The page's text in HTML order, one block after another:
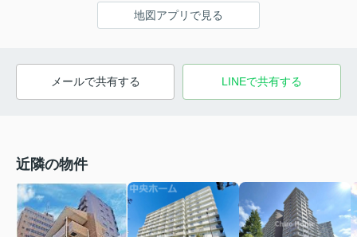
地図アプリで見る
メールで共有する LINEで共有する
近隣の物件